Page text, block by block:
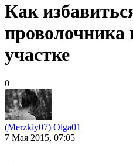
Как
проволочника
участке
0
(Merzkiy07) Olga01
7 Мая 2015, 07:05